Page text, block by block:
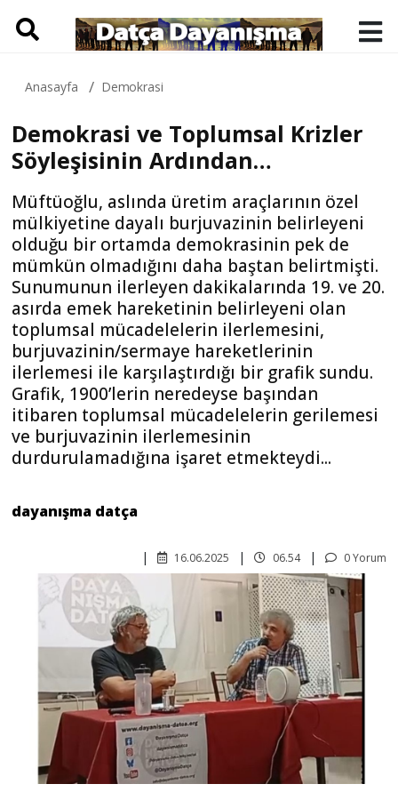
Anasayfa Demokrasi
Demokrasi ve Toplumsal Krizler
Söyleşisinin Ardından…
Müftüoğlu, aslında üretim araçlarının özel
mülkiyetine dayalı burjuvazinin belirleyeni
olduğu bir ortamda demokrasinin pek de
mümkün olmadığını daha baştan belirtmişti.
Sunumunun ilerleyen dakikalarında 19. ve 20.
asırda emek hareketinin belirleyeni olan
toplumsal mücadelelerin ilerlemesini,
burjuvazinin/sermaye hareketlerinin
ilerlemesi ile karşılaştırdığı bir grafik sundu.
Grafik, 1900’lerin neredeyse başından
itibaren toplumsal mücadelelerin gerilemesi
ve burjuvazinin ilerlemesinin
durdurulamadığına işaret etmekteydi...
dayanışma datça
0 Yorum
06.54
16.06.2025